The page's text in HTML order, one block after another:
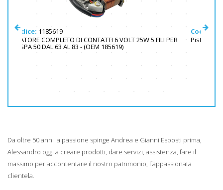
25W 5 FILI PER
Pistone completo - Vespa 50 a 100 - 6 travasi ø 55
Da oltre 50 anni la passione spinge Andrea e Gianni Esposti prima,
Alessandro oggi a creare prodotti, dare servizi, assistenza, fare il
massimo per accontentare il nostro patrimonio, l´appassionata
clientela.